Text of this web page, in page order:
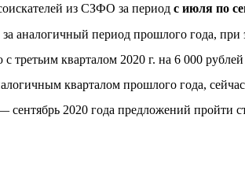
из СЗФО за период с июля по
аналогичный период прошлого года,
кварталом 2020 г. на 6 000 рублей
кварталом прошлого года,
2020 года предложений пройти